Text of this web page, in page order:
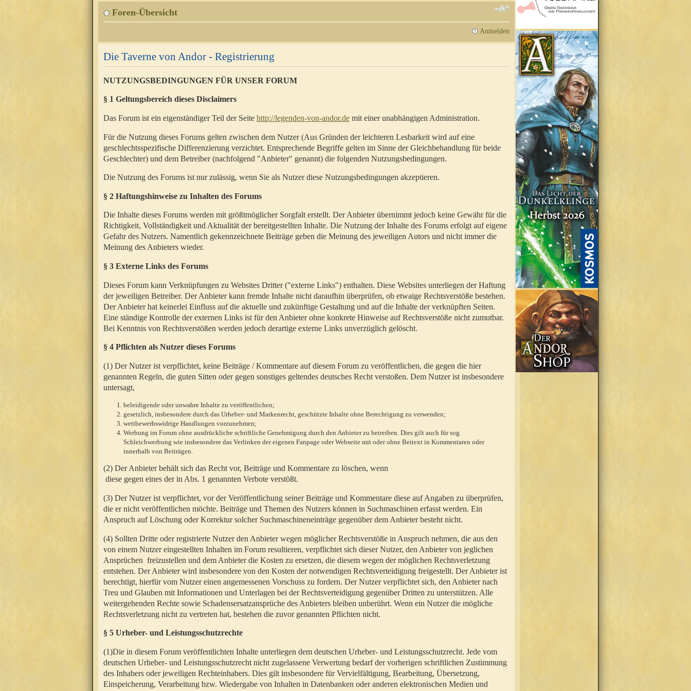
Foren-Übersicht
Anmelden
Die Taverne von Andor - Registrierung
NUTZUNGSBEDINGUNGEN FÜR UNSER FORUM
§ 1 Geltungsbereich dieses Disclaimers
Das Forum ist ein eigenständiger Teil der Seite http://legenden-von-andor.de mit einer unabhängigen Administration.
Für die Nutzung dieses Forums gelten zwischen dem Nutzer (Aus Gründen der leichteren Lesbarkeit wird auf eine
geschlechtsspezifische Differenzierung verzichtet. Entsprechende Begriffe gelten im Sinne der Gleichbehandlung für beide
Geschlechter) und dem Betreiber (nachfolgend "Anbieter" genannt) die folgenden Nutzungsbedingungen.
Die Nutzung des Forums ist nur zulässig, wenn Sie als Nutzer diese Nutzungsbedingungen akzeptieren.
§ 2 Haftungshinweise zu Inhalten des Forums
Die Inhalte dieses Forums werden mit größtmöglicher Sorgfalt erstellt. Der Anbieter übernimmt jedoch keine Gewähr für die
Richtigkeit, Vollständigkeit und Aktualität der bereitgestellten Inhalte. Die Nutzung der Inhalte des Forums erfolgt auf eigene
Gefahr des Nutzers. Namentlich gekennzeichnete Beiträge geben die Meinung des jeweiligen Autors und nicht immer die
Meinung des Anbieters wieder.
§ 3 Externe Links des Forums
Dieses Forum kann Verknüpfungen zu Websites Dritter ("externe Links") enthalten. Diese Websites unterliegen der Haftung
der jeweiligen Betreiber. Der Anbieter kann fremde Inhalte nicht daraufhin überprüfen, ob etwaige Rechtsverstöße bestehen.
Der Anbieter hat keinerlei Einfluss auf die aktuelle und zukünftige Gestaltung und auf die Inhalte der verknüpften Seiten.
Eine ständige Kontrolle der externen Links ist für den Anbieter ohne konkrete Hinweise auf Rechtsverstöße nicht zumutbar.
Bei Kenntnis von Rechtsverstößen werden jedoch derartige externe Links unverzüglich gelöscht.
§ 4 Pflichten als Nutzer dieses Forums
(1) Der Nutzer ist verpflichtet, keine Beiträge / Kommentare auf diesem Forum zu veröffentlichen, die gegen die hier
genannten Regeln, die guten Sitten oder gegen sonstiges geltendes deutsches Recht verstoßen. Dem Nutzer ist insbesondere
untersagt,
beleidigende oder unwahre Inhalte zu veröffentlichen;
gesetzlich, insbesondere durch das Urheber- und Markenrecht, geschützte Inhalte ohne Berechtigung zu verwenden;
wettbewerbswidrige Handlungen vorzunehmen;
Werbung im Forum ohne ausdrückliche schriftliche Genehmigung durch den Anbieter zu betreiben. Dies gilt auch für sog.
Schleichwerbung wie insbesondere das Verlinken der eigenen Fanpage oder Webseite mit oder ohne Beitext in Kommentaren oder
innerhalb von Beiträgen.
(2) Der Anbieter behält sich das Recht vor, Beiträge und Kommentare zu löschen, wenn
diese gegen eines der in Abs. 1 genannten Verbote verstößt.
(3) Der Nutzer ist verpflichtet, vor der Veröffentlichung seiner Beiträge und Kommentare diese auf Angaben zu überprüfen,
die er nicht veröffentlichen möchte. Beiträge und Themen des Nutzers können in Suchmaschinen erfasst werden. Ein
Anspruch auf Löschung oder Korrektur solcher Suchmaschineneinträge gegenüber dem Anbieter besteht nicht.
(4) Sollten Dritte oder registrierte Nutzer den Anbieter wegen möglicher Rechtsverstöße in Anspruch nehmen, die aus den
von einem Nutzer eingestellten Inhalten im Forum resultieren, verpflichtet sich dieser Nutzer, den Anbieter von jeglichen
Ansprüchen freizustellen und dem Anbieter die Kosten zu ersetzen, die diesem wegen der möglichen Rechtsverletzung
entstehen. Der Anbieter wird insbesondere von den Kosten der notwendigen Rechtsverteidigung freigestellt. Der Anbieter ist
berechtigt, hierfür vom Nutzer einen angemessenen Vorschuss zu fordern. Der Nutzer verpflichtet sich, den Anbieter nach
Treu und Glauben mit Informationen und Unterlagen bei der Rechtsverteidigung gegenüber Dritten zu unterstützen. Alle
weitergehenden Rechte sowie Schadensersatzansprüche des Anbieters bleiben unberührt. Wenn ein Nutzer die mögliche
Rechtsverletzung nicht zu vertreten hat, bestehen die zuvor genannten Pflichten nicht.
§ 5 Urheber- und Leistungsschutzrechte
(1)Die in diesem Forum veröffentlichten Inhalte unterliegen dem deutschen Urheber- und Leistungsschutzrecht. Jede vom
deutschen Urheber- und Leistungsschutzrecht nicht zugelassene Verwertung bedarf der vorherigen schriftlichen Zustimmung
des Inhabers oder jeweiligen Rechteinhabers. Dies gilt insbesondere für Vervielfältigung, Bearbeitung, Übersetzung,
Einspeicherung, Verarbeitung bzw. Wiedergabe von Inhalten in Datenbanken oder anderen elektronischen Medien und